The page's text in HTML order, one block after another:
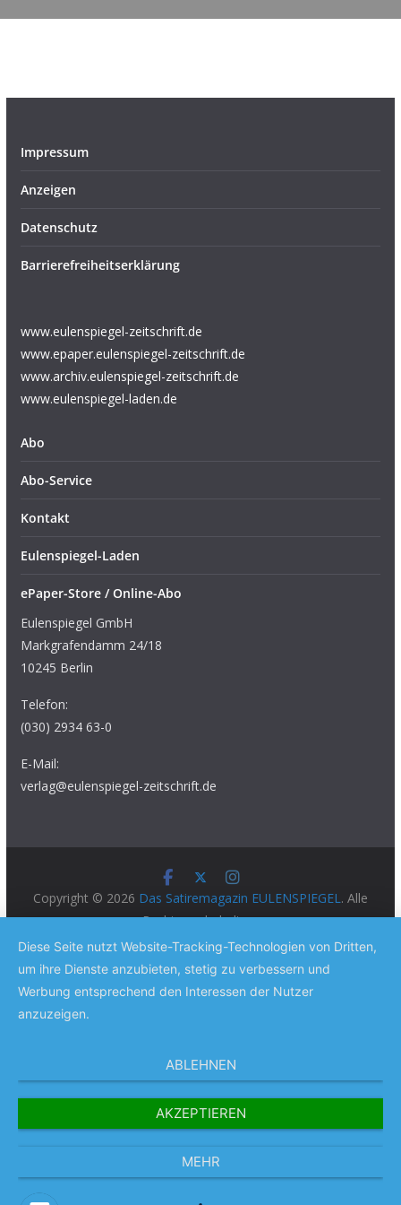
Impressum
Anzeigen
Datenschutz
Barrierefreiheitserklärung
www.eulenspiegel-zeitschrift.de
www.epaper.eulenspiegel-zeitschrift.de
www.archiv.eulenspiegel-zeitschrift.de
www.eulenspiegel-laden.de
Abo
Abo-Service
Kontakt
Eulenspiegel-Laden
ePaper-Store / Online-Abo
Eulenspiegel GmbH
Markgrafendamm 24/18
10245 Berlin
Telefon:
(030) 2934 63-0
E-Mail:
verlag@eulenspiegel-zeitschrift.de
Copyright © 2026 Das Satiremagazin EULENSPIEGEL. Alle
Rechte vorbehalten.
Theme:ColorMag Provon ThemeGrill. Präsentiert von
WordPress.
Diese Seite nutzt Website-Tracking-Technologien von Dritten,
um ihre Dienste anzubieten, stetig zu verbessern und
Werbung entsprechend den Interessen der Nutzer
anzuzeigen.
ABLEHNEN
AKZEPTIEREN
MEHR